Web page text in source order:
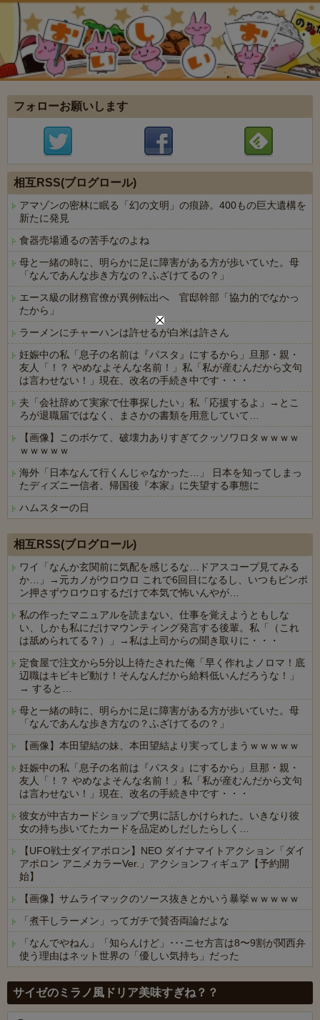
フォローお願いします
相互RSS(ブログロール)
アマゾンの密林に眠る「幻の文明」の痕跡。400もの巨大遺構を
新たに発見
食器売場通るの苦手なのよね
母と一緒の時に、明らかに足に障害がある方が歩いていた。母
「なんであんな歩き方なの？ふざけてるの？」
エース級の財務官僚が異例転出へ 官邸幹部「協力的でなかっ
たから」
ラーメンにチャーハンは許せるが白米は許さん
妊娠中の私「息子の名前は『パスタ』にするから」旦那・親・
友人「！？ やめなよそんな名前！」私「私が産むんだから文句
は言わせない！」現在、改名の手続き中です・・・
夫「会社辞めて実家で仕事探したい」私「応援するよ」→とこ
ろが退職届ではなく、まさかの書類を用意していて…
【画像】このボケて、破壊力ありすぎてクッソワロタｗｗｗｗ
ｗｗｗｗｗ
海外「日本なんて行くんじゃなかった…」 日本を知ってしまっ
たディズニー信者、帰国後『本家』に失望する事態に
ハムスターの日
相互RSS(ブログロール)
ワイ「なんか玄関前に気配を感じるな…ドアスコープ見てみる
か…」→元カノがウロウロ これで6回目になるし、いつもピンポ
ン押さずウロウロするだけで本気で怖いんやが…
私の作ったマニュアルを読まない、仕事を覚えようともしな
い、しかも私にだけマウンティング発言する後輩。私「（これ
は舐められてる？）」→私は上司からの聞き取りに・・・
定食屋で注文から5分以上待たされた俺「早く作れよノロマ！底
辺職はキビキビ動け！そんなんだから給料低いんだろうな！」
→ すると…
母と一緒の時に、明らかに足に障害がある方が歩いていた。母
「なんであんな歩き方なの？ふざけてるの？」
【画像】本田望結の妹、本田望結より実ってしまうｗｗｗｗｗ
妊娠中の私「息子の名前は『パスタ』にするから」旦那・親・
友人「！？ やめなよそんな名前！」私「私が産むんだから文句
は言わせない！」現在、改名の手続き中です・・・
彼女が中古カードショップで男に話しかけられた。いきなり彼
女の持ち歩いてたカードを品定めしだしたらしく…
【UFO戦士ダイアポロン】NEO ダイナマイトアクション「ダイ
アポロン アニメカラーVer.」アクションフィギュア【予約開
始】
【画像】サムライマックのソース抜きとかいう暴挙ｗｗｗｗｗ
「煮干しラーメン」ってガチで賛否両論だよな
「なんでやねん」「知らんけど」･･･ニセ方言は8〜9割が関西弁
使う理由はネット世界の「優しい気持ち」だった
サイゼのミラノ風ドリア美味すぎね？？